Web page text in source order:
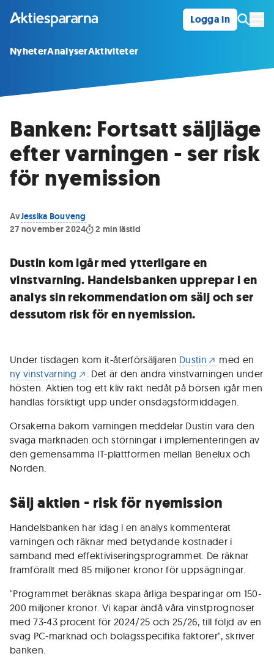
Logga in
NyheterAnalyserAktiviteter
Banken: Fortsatt säljläge
efter varningen - ser risk
för nyemission
AvJessika Bouveng
27 november 2024
2 min lästid
Dustin kom igår med ytterligare en
vinstvarning. Handelsbanken upprepar i en
analys sin rekommendation om sälj och ser
dessutom risk för en nyemission.
Under tisdagen kom it-återförsäljaren Dustin
med en
ny vinstvarning
. Det är den andra vinstvarningen under
hösten. Aktien tog ett kliv rakt nedåt på börsen igår men
handlas försiktigt upp under onsdagsförmiddagen.
Orsakerna bakom varningen meddelar Dustin vara den
svaga marknaden och störningar i implementeringen av
den gemensamma IT-plattformen mellan Benelux och
Norden.
Sälj aktien - risk för nyemission
Handelsbanken har idag i en analys kommenterat
varningen och räknar med betydande kostnader i
samband med effektiviseringsprogrammet. De räknar
framförallt med 85 miljoner kronor för uppsägningar.
"Programmet beräknas skapa årliga besparingar om 150-
200 miljoner kronor. Vi kapar ändå våra vinstprognoser
med 73-43 procent för 2024/25 och 25/26, till följd av en
svag PC-marknad och bolagsspecifika faktorer", skriver
banken.